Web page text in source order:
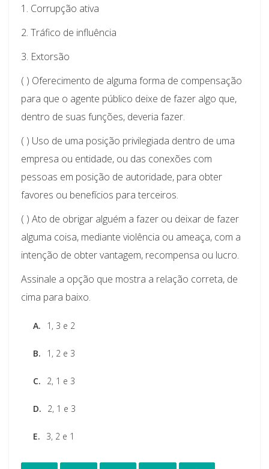
1. Corrupção ativa
2. Tráfico de influência
3. Extorsão
( ) Oferecimento de alguma forma de compensação
para que o agente público deixe de fazer algo que,
dentro de suas funções, deveria fazer.
( ) Uso de uma posição privilegiada dentro de uma
empresa ou entidade, ou das conexões com
pessoas em posição de autoridade, para obter
favores ou benefícios para terceiros.
( ) Ato de obrigar alguém a fazer ou deixar de fazer
alguma coisa, mediante violência ou ameaça, com a
intenção de obter vantagem, recompensa ou lucro.
Assinale a opção que mostra a relação correta, de
cima para baixo.
A. 1, 3 e 2
B. 1, 2 e 3
C. 2, 1 e 3
D. 2, 1 e 3
E. 3, 2 e 1